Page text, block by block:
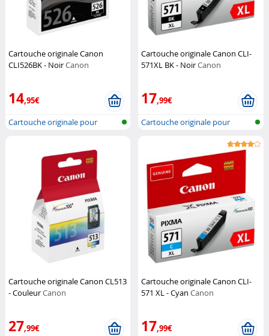
Cartouche originale Canon
CLI526BK - NoirCanon
14,95€
Cartouche originale pour
Cartouche originale Canon CLI-
571XL BK - NoirCanon
17,99€
Cartouche originale pour
Cartouche originale Canon CL513
- CouleurCanon
27,99€
Cartouche originale Canon CLI-
571 XL - CyanCanon
17,99€